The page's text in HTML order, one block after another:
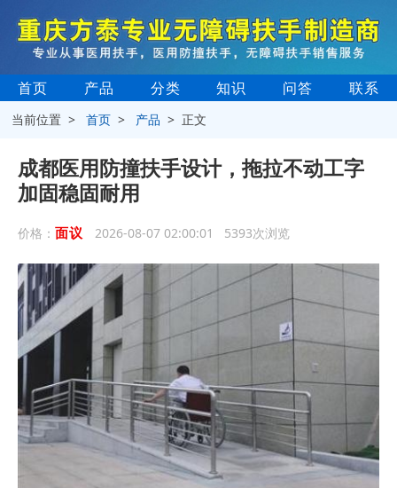
首页 产品 分类 知识 问答 联系
当前位置 >首页 > 产品 > 正文
成都医用防撞扶手设计，拖拉不动工字
加固稳固耐用
价格： 面议 2026-08-07 02:00:01 5393次浏览